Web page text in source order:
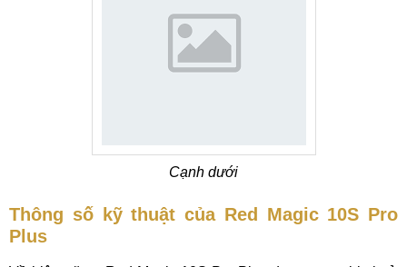
Cạnh dưới
Thông số kỹ thuật của Red Magic 10S Pro
Plus